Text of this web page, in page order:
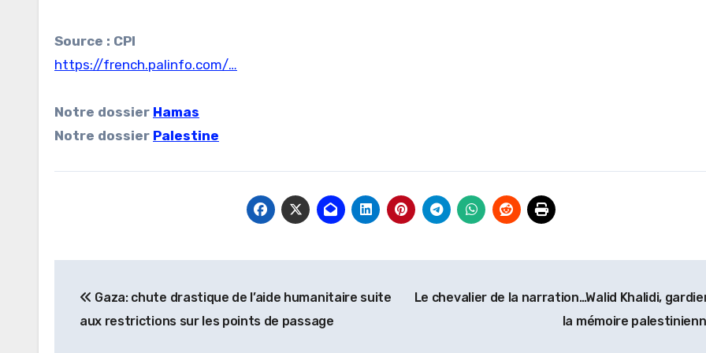
Source : CPI
https://french.palinfo.com/…
Notre dossier Hamas
Notre dossier Palestine
de
Gaza: chute drastique de l’aide humanitaire suite
aux restrictions sur les points de passage
Le chevalier de la narration…Walid Khalidi,
la mémoire